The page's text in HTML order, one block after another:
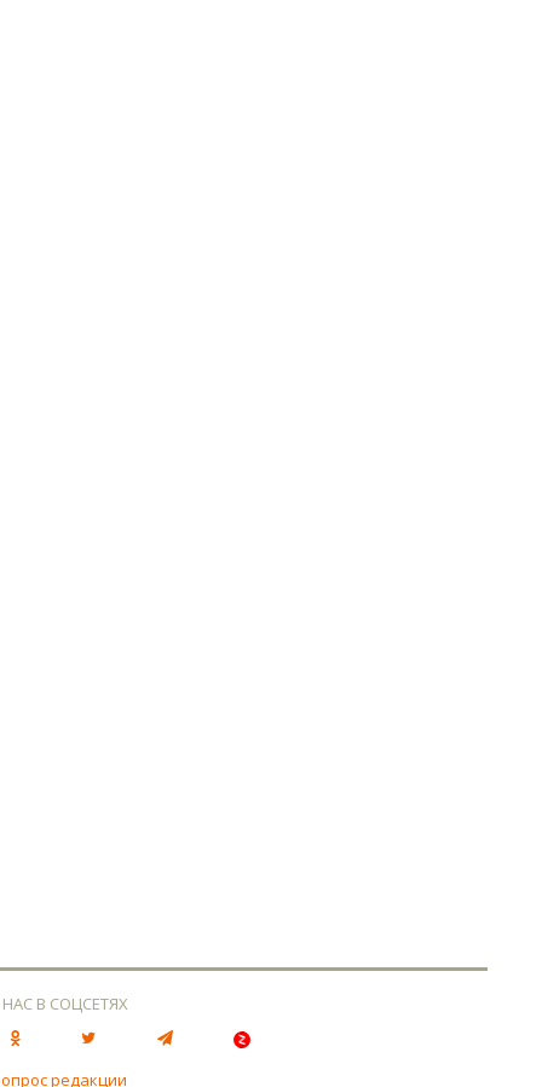
В СОЦСЕТЯХ
редакции